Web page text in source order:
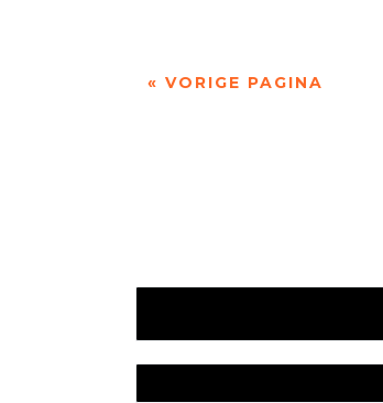
« VORIGE PAGINA